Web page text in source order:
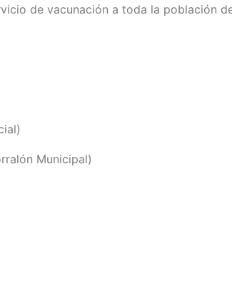
de vacunación a toda la población
Municipal)